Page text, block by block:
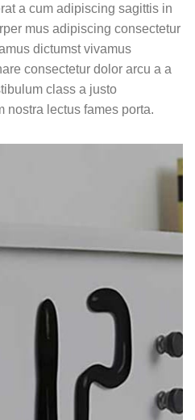
a cum adipiscing sagittis in
mus adipiscing consectetur
dictumst vivamus
consectetur dolor arcu a a
class a justo
nostra lectus fames porta.